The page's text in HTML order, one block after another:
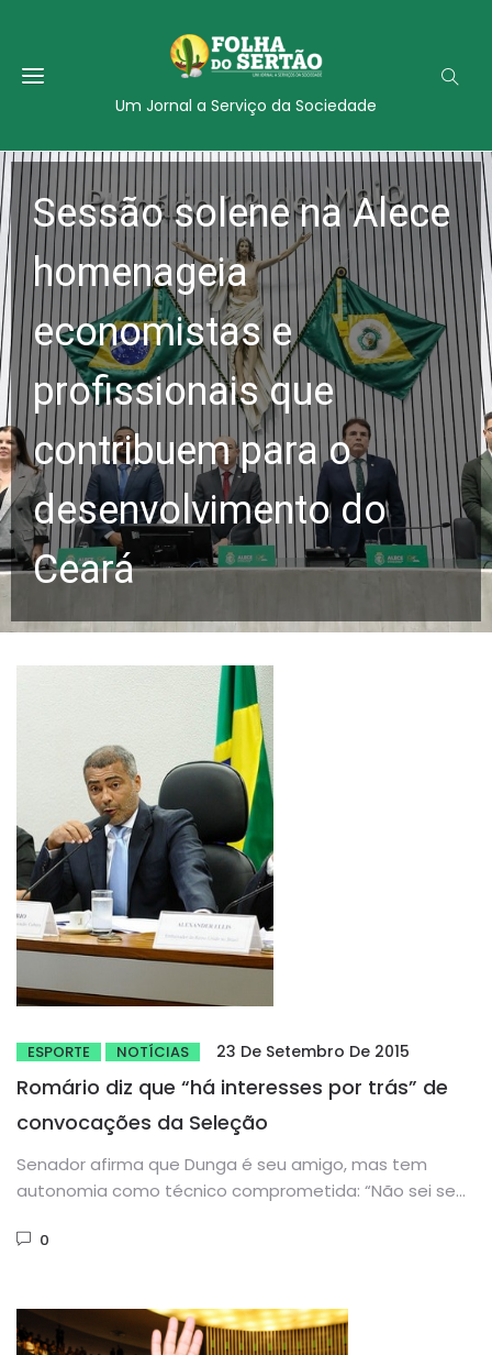
Um Jornal a Serviço da Sociedade
Sessão solene na Alece
homenageia
economistas e
profissionais que
contribuem para o
desenvolvimento do
Ceará
ESPORTE NOTÍCIAS 23 De Setembro De 2015
Romário diz que “há interesses por trás” de
convocações da Seleção
Senador afirma que Dunga é seu amigo, mas tem
autonomia como técnico comprometida: “Não sei se
0